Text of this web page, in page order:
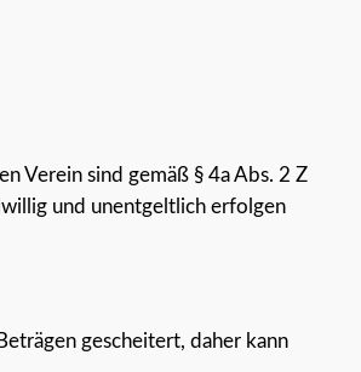
Verein sind gemäß § 4a Abs. 2 Z
und unentgeltlich erfolgen
gescheitert, daher kann